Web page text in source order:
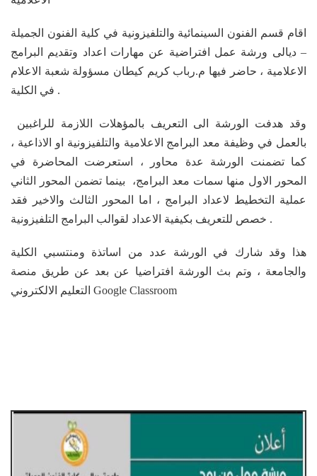
اقام قسم الفنون السينمائية والتلفيزونية في كلية الفنون الجميلة
– ديالى ورشة عمل افتراضية عن مهارات اعداد وتقديم البرامج
الاعلامية ، حاضر فيها م.رباب كريم كيطان مسؤولة شعبة الاعلام
في الكلية .
بالعمل في وظيفة معد البرامج الاعلامية والتلفيزونية او الاذاعية ،
كما تضمنت الورشة عدة محاور ، استعرضت المحاضرة في
المحور الاول منها سمات معد البرامج، بينما تضمن المحور الثاني
عملية التخطيط لاعداد البرامج ، اما المحور الثالث والاخير فقد
خصص للتعريف بكيفية الاعداد لقوالب البرامج التلفيزونية .
هذا وقد شارك في الورشة عدد من اساتذة ومنتسبي الكلية
والجامعة ، وتم بث الورشة افتراضيا عن بعد عن طريق منصة
Google Classroom